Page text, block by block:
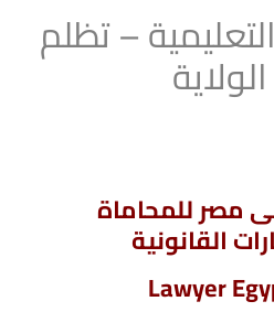
– تظلم
مصر للمحاماة
القانونية
Lawyer